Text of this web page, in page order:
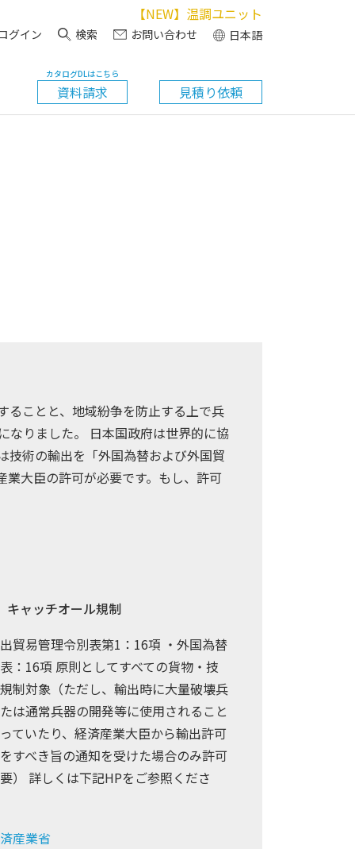
【NEW】温調ユニット
グイン 検索 お問い合わせ 日本語
資料請求
カタログDLはこちら
見積り依頼
ることと、地域紛争を防止する上で兵
なりました。 日本国政府は世界的に協
技術の輸出を「外国為替および外国貿
大臣の許可が必要です。もし、許可
キャッチオール規制
出貿易管理令別表第1：16項 ・外国為替
：16項 原則としてすべての貨物・技
制対象（ただし、輸出時に大量破壊兵
は通常兵器の開発等に使用されること
ていたり、経済産業大臣から輸出許可
すべき旨の通知を受けた場合のみ許可
） 詳しくは下記HPをご参照くださ
産業省